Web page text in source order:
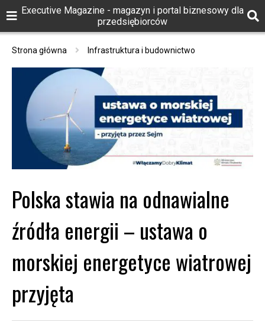
Executive Magazine - magazyn i portal biznesowy dla
przedsiębiorców
Strona główna Infrastruktura i budownictwo
Polska stawia na odnawialne
źródła energii – ustawa o
morskiej energetyce wiatrowej
przyjęta